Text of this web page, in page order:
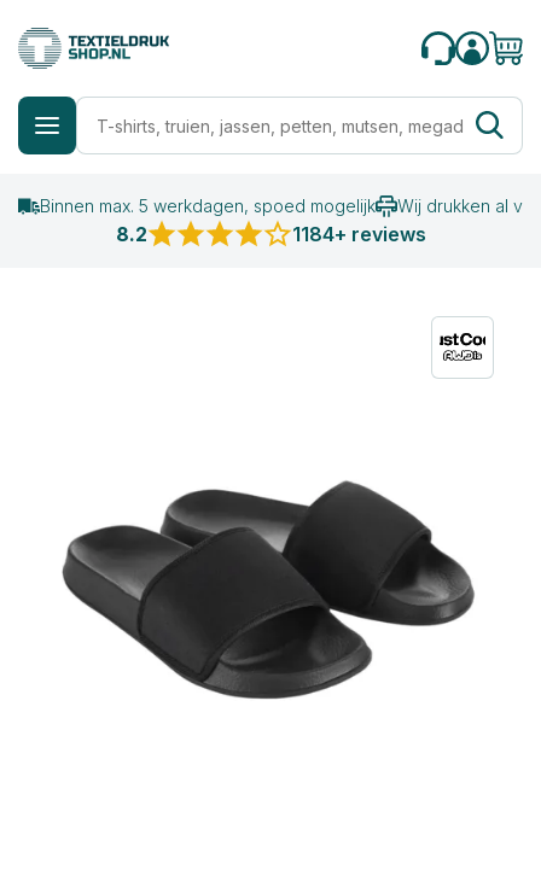
Binnen max. 5 werkdagen, spoed mogelijk Wij drukken al
8.2 1184+ reviews